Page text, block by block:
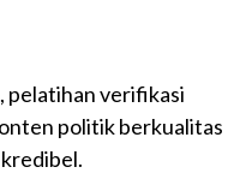
pelatihan verifikasi
politik berkualitas